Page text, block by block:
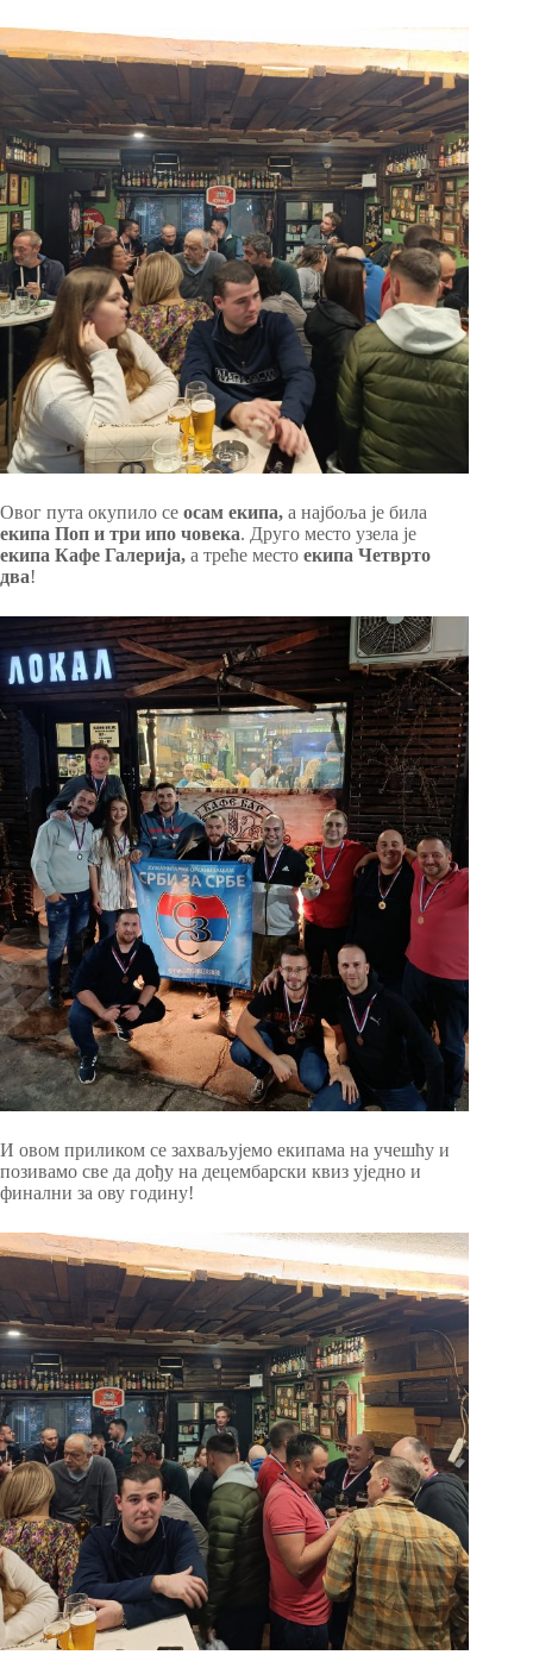
Овог пута окупило се осам екипа, а најбоља је била
екипа Поп и три ипо човека. Друго место узела је
екипа Кафе Галерија, а треће место екипа Четврто
два!
И овом приликом се захваљујемо екипама на учешћу и
позивамо све да дођу на децембарски квиз уједно и
финални за ову годину!